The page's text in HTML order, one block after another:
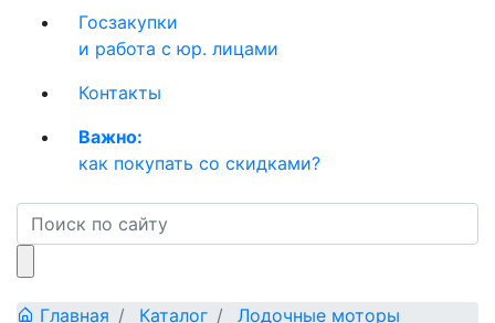
Госзакупки
и работа с юр. лицами
Контакты
Важно:
как покупать со скидками?
Главная Каталог
Лодочные моторы